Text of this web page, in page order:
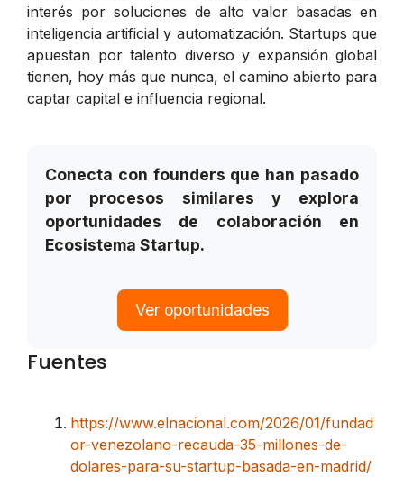
interés por soluciones de alto valor basadas en
inteligencia artificial y automatización. Startups que
apuestan por talento diverso y expansión global
tienen, hoy más que nunca, el camino abierto para
captar capital e influencia regional.
Conecta con founders que han pasado
por procesos similares y explora
oportunidades de colaboración en
Ecosistema Startup.
Ver oportunidades
Fuentes
https://www.elnacional.com/2026/01/fundad
or-venezolano-recauda-35-millones-de-
dolares-para-su-startup-basada-en-madrid/